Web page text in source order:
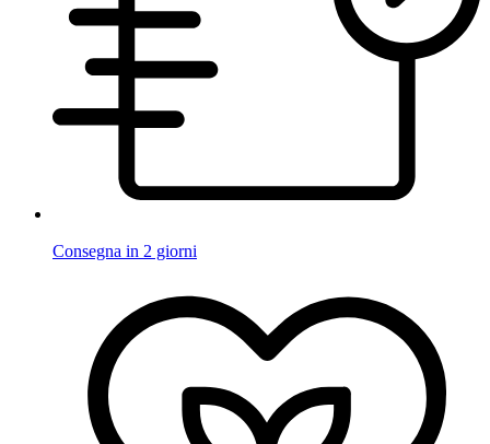
Consegna in 2 giorni